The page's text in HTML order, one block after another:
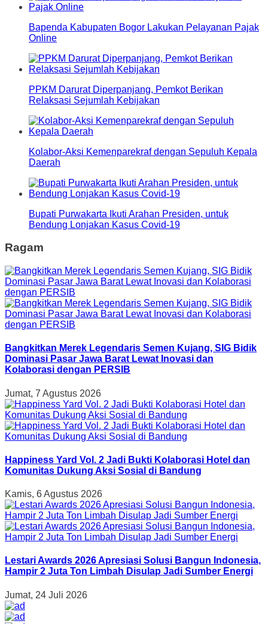
Bapenda Kabupaten Bogor Lakukan Pelayanan Pajak
Online
PPKM Darurat Diperpanjang, Pemkot Berikan
Relaksasi Sejumlah Kebijakan
Kolabor-Aksi Kemenparekraf dengan Sepuluh Kepala
Daerah
Bupati Purwakarta Ikuti Arahan Presiden, untuk
Bendung Lonjakan Kasus Covid-19
Ragam
Bangkitkan Merek Legendaris Semen Kujang, SIG Bidik
Dominasi Pasar Jawa Barat Lewat Inovasi dan
Kolaborasi dengan PERSIB
Jumat, 7 Agustus 2026
Happiness Yard Vol. 2 Jadi Bukti Kolaborasi Hotel dan
Komunitas Dukung Aksi Sosial di Bandung
Kamis, 6 Agustus 2026
Lestari Awards 2026 Apresiasi Solusi Bangun Indonesia,
Hampir 2 Juta Ton Limbah Disulap Jadi Sumber Energi
Jumat, 24 Juli 2026